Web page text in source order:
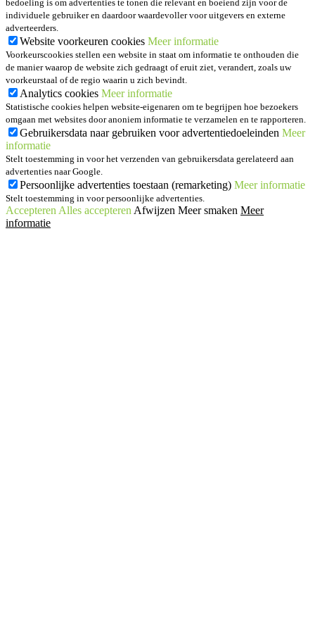
bedoeling is om advertenties te tonen die relevant en boeiend zijn voor de
individuele gebruiker en daardoor waardevoller voor uitgevers en externe
adverteerders.
Website voorkeuren cookies Meer informatie
Voorkeurscookies stellen een website in staat om informatie te onthouden die
de manier waarop de website zich gedraagt of eruit ziet, verandert, zoals uw
voorkeurstaal of de regio waarin u zich bevindt.
Analytics cookies Meer informatie
Statistische cookies helpen website-eigenaren om te begrijpen hoe bezoekers
omgaan met websites door anoniem informatie te verzamelen en te rapporteren.
Gebruikersdata naar gebruiken voor advertentiedoeleinden Meer
informatie
Stelt toestemming in voor het verzenden van gebruikersdata gerelateerd aan
advertenties naar Google.
Persoonlijke advertenties toestaan (remarketing) Meer informatie
Stelt toestemming in voor persoonlijke advertenties.
Accepteren Alles accepteren Afwijzen Meer smaken Meer
informatie